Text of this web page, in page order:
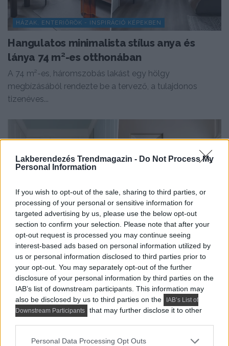
Lakberendezés Trendmagazin - Do Not Process My
Personal Information
If you wish to opt-out of the sale, sharing to third parties, or
processing of your personal or sensitive information for
targeted advertising by us, please use the below opt-out
section to confirm your selection. Please note that after your
opt-out request is processed you may continue seeing
interest-based ads based on personal information utilized by
us or personal information disclosed to third parties prior to
your opt-out. You may separately opt-out of the further
disclosure of your personal information by third parties on the
IAB’s list of downstream participants. This information may
also be disclosed by us to third parties on the
IAB’s List of
Downstream Participants
that may further disclose it to other
Please note that this website/app uses one or more Google
Personal Data Processing Opt Outs
HÁZAK, ENTERIŐRÖK - INSPIRÁCIÓ KÉPEKBEN
Hangulatos minimalista stílus anya és
lánya 74 m²-es otthonában
A 74 m²-es, háromszobás lakást egy hölgy
megbízásából rendezte be a tervező, a tulajdonos
tizenéves...
HÁZAK, ENTERIŐRÖK - INSPIRÁCIÓ KÉPEKBEN
Háromszobás lakást kellett négyszobássá
alakítani: így oldották meg 73 m²-en
Egy 73 m²-es lakásban három különálló hálószobát,
nappalit, kompakt konyhát, két gardróbot, mosókonyhát
és két...